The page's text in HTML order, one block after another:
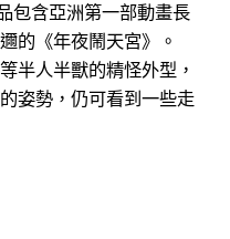
包含亞洲第一部動畫長
的《年夜鬧天宮》。
半人半獸的精怪外型，
姿勢，仍可看到一些走